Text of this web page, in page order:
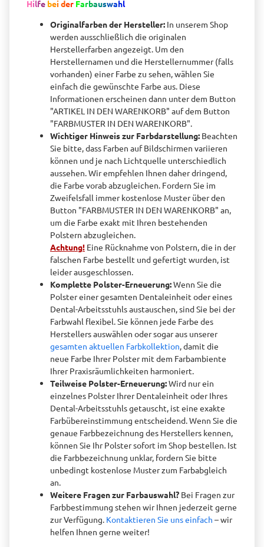
Hilfe beider Farbauswahl
Originalfarben der Hersteller: In unserem Shop
werden ausschließlich die originalen
Herstellerfarben angezeigt. Um den
Herstellernamen und die Herstellernummer (falls
vorhanden) einer Farbe zu sehen, wählen Sie
einfach die gewünschte Farbe aus. Diese
Informationen erscheinen dann unter dem Button
"ARTIKEL IN DEN WARENKORB" auf dem Button
"FARBMUSTER IN DEN WARENKORB".
Wichtiger Hinweis zur Farbdarstellung: Beachten
Sie bitte, dass Farben auf Bildschirmen variieren
können und je nach Lichtquelle unterschiedlich
aussehen. Wir empfehlen Ihnen daher dringend,
die Farbe vorab abzugleichen. Fordern Sie im
Zweifelsfall immer kostenlose Muster über den
Button "FARBMUSTER IN DEN WARENKORB" an,
um die Farbe exakt mit Ihren bestehenden
Polstern abzugleichen.
Achtung! Eine Rücknahme von Polstern, die in der
falschen Farbe bestellt und gefertigt wurden, ist
leider ausgeschlossen.
Komplette Polster-Erneuerung:Wenn Sie die
Polster einer gesamten Dentaleinheit oder eines
Dental-Arbeitsstuhls austauschen, sind Sie bei der
Farbwahl flexibel. Sie können jede Farbe des
Herstellers auswählen oder sogar aus unserer
gesamten aktuellen Farbkollektion, damit die
neue Farbe Ihrer Polster mit dem Farbambiente
Ihrer Praxisräumlichkeiten harmoniert.
Teilweise Polster-Erneuerung:Wird nur ein
einzelnes Polster Ihrer Dentaleinheit oder Ihres
Dental-Arbeitsstuhls getauscht, ist eine exakte
Farbübereinstimmung entscheidend. Wenn Sie die
genaue Farbbezeichnung des Herstellers kennen,
können Sie Ihr Polster sofort im Shop bestellen. Ist
die Farbbezeichnung unklar, fordern Sie bitte
unbedingt kostenlose Muster zum Farbabgleich
an.
Weitere Fragen zur Farbauswahl? Bei Fragen zur
Farbbestimmung stehen wir Ihnen jederzeit gerne
zur Verfügung. Kontaktieren Sie uns einfach – wir
helfen Ihnen gerne weiter!